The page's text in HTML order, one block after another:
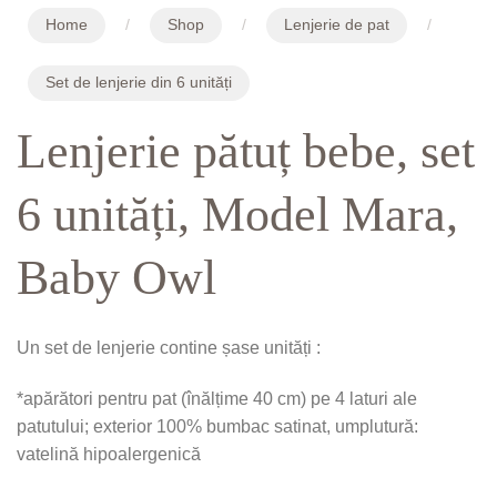
Home / Shop / Lenjerie de pat /
Set de lenjerie din 6 unități
Lenjerie pătuț bebe, set
6 unități, Model Mara,
Baby Owl
Un set de lenjerie contine șase unități :
*apărători pentru pat (înălțime 40 cm) pe 4 laturi ale
patutului; exterior 100% bumbac satinat, umplutură:
vatelină hipoalergenică